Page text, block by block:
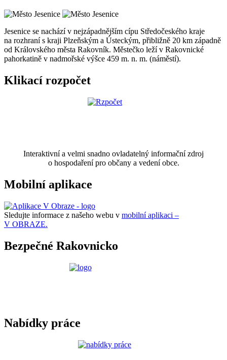
Jesenice se nachází v nejzápadnějším cípu Středočeského kraje
na rozhraní s kraji Plzeňským a Ústeckým, přibližně 20 km západně
od Královského města Rakovník. Městečko leží v Rakovnické
pahorkatině v nadmořské výšce 459 m. n. m. (náměstí).
Klikací rozpočet
Interaktivní a velmi snadno ovladatelný informační zdroj
o hospodaření pro občany a vedení obce.
Mobilní aplikace
Sledujte informace z našeho webu v mobilní aplikaci –
V OBRAZE.
Bezpečné Rakovnicko
Nabídky práce